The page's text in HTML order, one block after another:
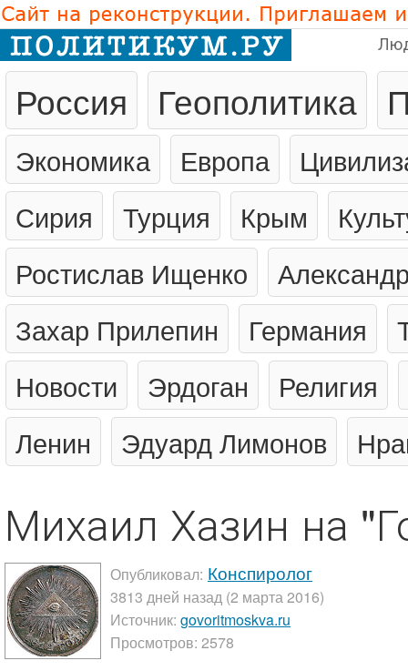
Россия Геополитика
Экономика Европа
Сирия
Турция Крым
Ростислав Ищенко
Захар Прилепин
Германия
Новости
Эрдоган
Религия
Ленин
Эдуард Лимонов
Михаил Хазин на
Опубликовал: Конспиролог
3813 дней назад (2 марта 2016)
Источник: govoritmoskva.ru
Просмотров: 2578